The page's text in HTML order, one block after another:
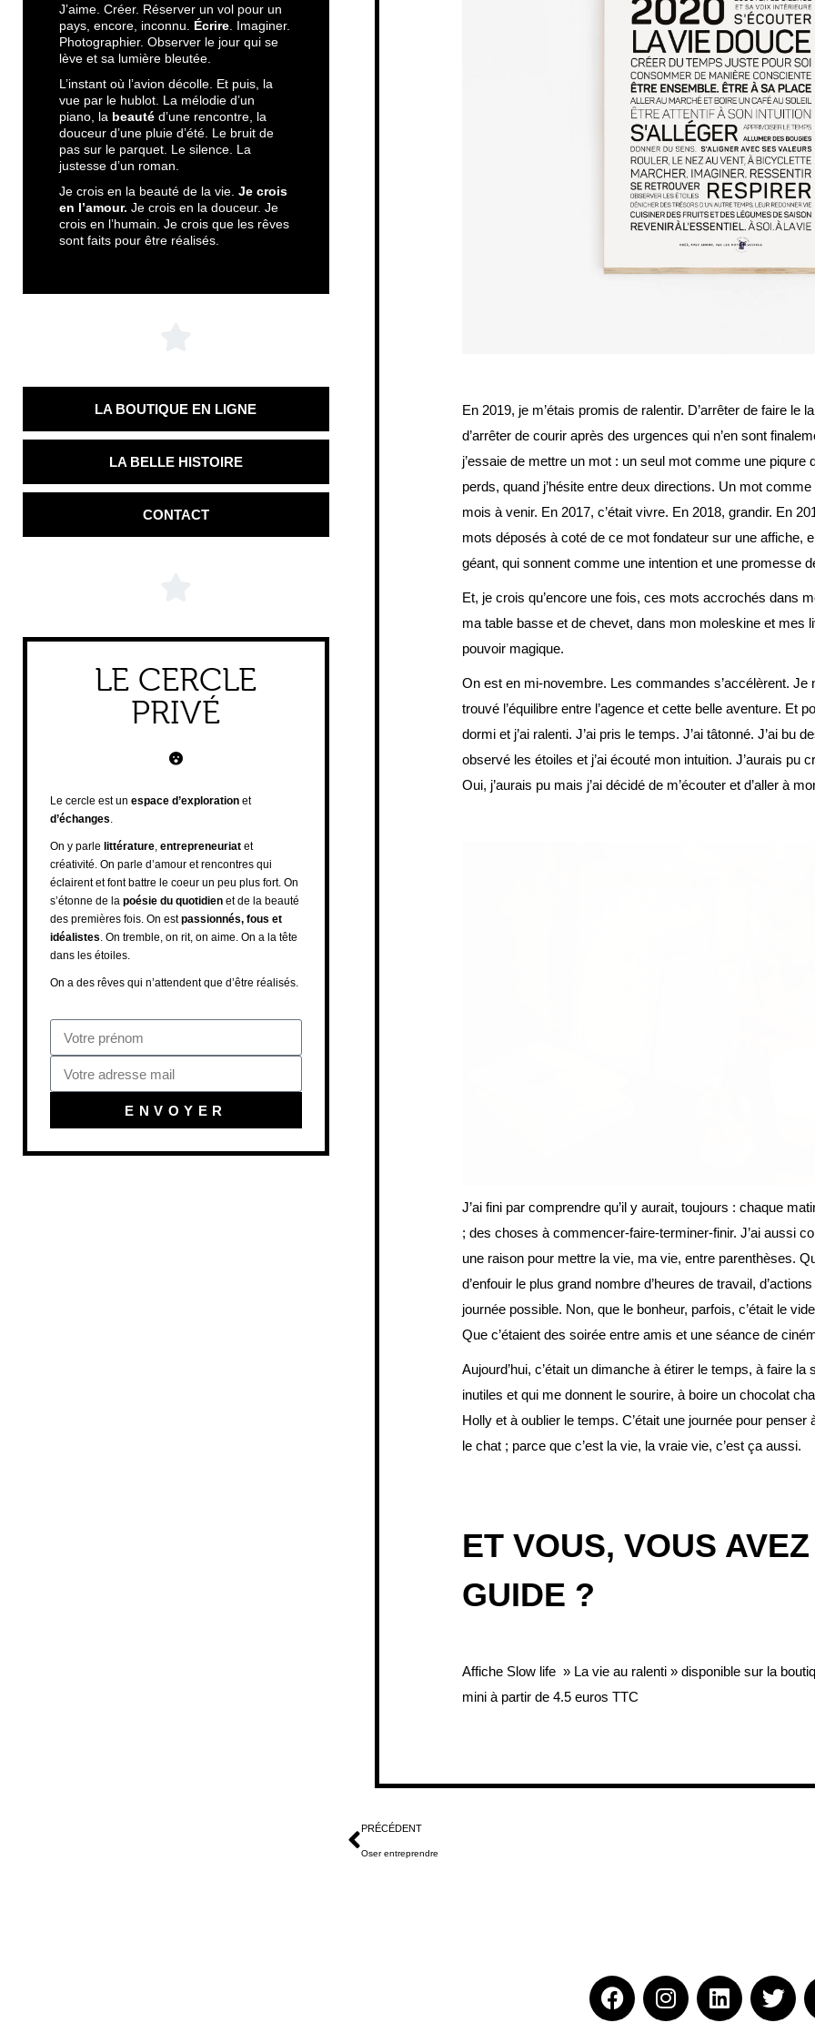
J’aime. Créer. Réserver un vol pour un
pays, encore, inconnu. Écrire . Imaginer.
Photographier. Observer le jour qui se
lève et sa lumière bleutée.
L’instant où l’avion décolle. Et puis, la
vue par le hublot. La mélodie d’un
piano, la beauté d’une rencontre, la
douceur d’une pluie d’été. Le bruit de
pas sur le parquet. Le silence. La
justesse d’un roman.
Je crois en la beauté de la vie. Je crois
en l’amour. Je crois en la douceur. Je
crois en l’humain. Je crois que les rêves
sont faits pour être réalisés.
LA BOUTIQUE EN LIGNE
LA BELLE HISTOIRE
CONTACT
LE CERCLE
PRIVÉ
Le cercle est un espace d’exploration et
d’échanges.
On y parle littérature, entrepreneuriat et
créativité. On parle d’amour et rencontres qui
éclairent et font battre le coeur un peu plus fort. On
s’étonne de la poésie du quotidien et de la beauté
des premières fois. On estpassionnés, fous et
idéalistes. On tremble, on rit, on aime. On a la tête
dans les étoiles.
On a des rêves qui n’attendent que d’être réalisés.
ENVOYER
En 2019, je m’étais promis de ralentir. D’arrêter de faire le
d’arrêter de courir après des urgences qui n’en sont
j’essaie de mettre un mot : un seul mot comme une piqure
perds, quand j’hésite entre deux directions. Un mot
mois à venir. En 2017, c’était vivre. En 2018, grandir. En
mots déposés à coté de ce mot fondateur sur une affiche,
géant, qui sonnent comme une intention et une promesse
Et, je crois qu’encore une fois, ces mots accrochés dans
ma table basse et de chevet, dans mon moleskine et mes
pouvoir magique.
On est en mi-novembre. Les commandes s’accélèrent. Je
trouvé l’équilibre entre l’agence et cette belle aventure. Et
dormi et j’ai ralenti. J’ai pris le temps. J’ai tâtonné. J’ai bu
observé les étoiles et j’ai écouté mon intuition. J’aurais pu
Oui, j’aurais pu mais j’ai décidé de m’écouter et d’aller à
J’ai fini par comprendre qu’il y aurait, toujours : chaque
; des choses à commencer-faire-terminer-finir. J’ai aussi
une raison pour mettre la vie, ma vie, entre parenthèses.
d’enfouir le plus grand nombre d’heures de travail,
journée possible. Non, que le bonheur, parfois, c’était le
Que c’étaient des soirée entre amis et une séance de
Aujourd’hui, c’était un dimanche à étirer le temps, à faire
inutiles et qui me donnent le sourire, à boire un chocolat
Holly et à oublier le temps. C’était une journée pour penser
le chat ; parce que c’est la vie, la vraie vie, c’est ça aussi.
ET VOUS, VOUS
GUIDE ?
Affiche Slow life» La vie au ralenti » disponible sur la
mini à partir de 4.5 euros TTC
PRÉCÉDENT
Oser entreprendre